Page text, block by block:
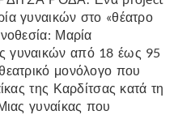
γυναικών στο «θέατρο
Μαρία
γυναικών από 18 έως 95
μονόλογο που
της Καρδίτσας κατά τη
γυναίκας που